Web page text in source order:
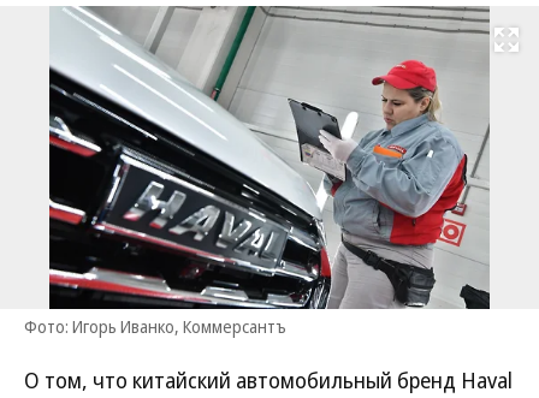
Развернуть
Фото: Игорь Иванко, Коммерсантъ
О том, что китайский автомобильный бренд Haval